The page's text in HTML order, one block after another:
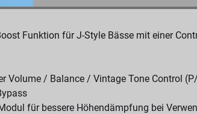
Funktion für J-Style Bässe mit einer
Volume / Balance / Vintage Tone Control
für bessere Höhendämpfung bei